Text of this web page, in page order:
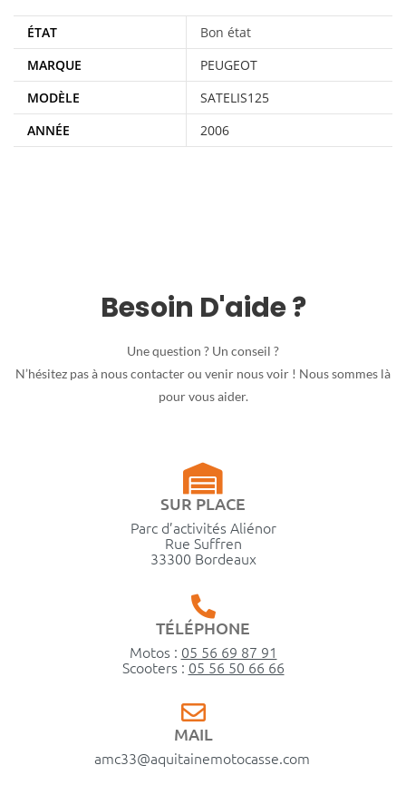
ÉTAT
Bon état
MARQUE
PEUGEOT
MODÈLE
SATELIS125
ANNÉE
2006
Besoin D'aide ?
Une question ? Un conseil ?
N’hésitez pas à nous contacter ou venir nous voir ! Nous sommes là
pour vous aider.
SUR PLACE
Parc d’activités Aliénor
Rue Suffren
33300 Bordeaux
TÉLÉPHONE
Motos : 05 56 69 87 91
Scooters : 05 56 50 66 66
MAIL
amc33@aquitainemotocasse.com